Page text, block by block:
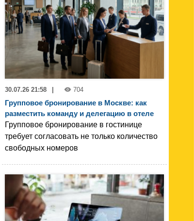
30.07.26 21:58 704
Групповое бронирование в Москве: как
разместить команду и делегацию в отеле
Групповое бронирование в гостинице
требует согласовать не только количество
свободных номеров